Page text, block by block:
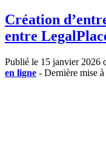
Création
entre
Publié le 15 janvier 2026
en ligne - Dernière mise